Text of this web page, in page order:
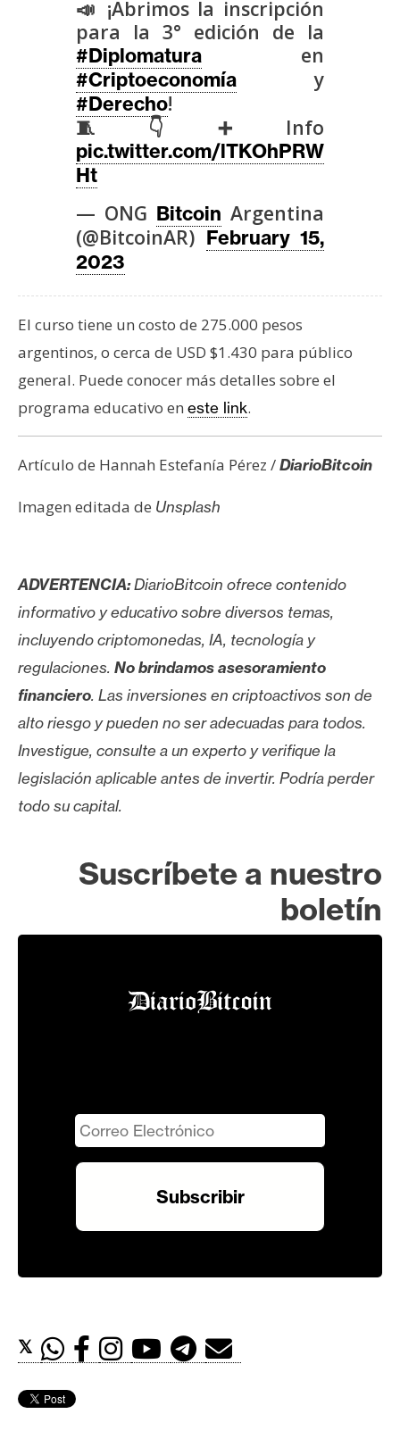
📣 ¡Abrimos la inscripción
para la 3° edición de la
#Diplomatura en
#Criptoeconomía y
#Derecho!
🧵👇➕Info
pic.twitter.com/lTKOhPRW
Ht
— ONG Bitcoin Argentina
(@BitcoinAR) February 15,
2023
El curso tiene un costo de 275.000 pesos
argentinos, o cerca de USD $1.430 para público
general. Puede conocer más detalles sobre el
programa educativo en este link.
Artículo de Hannah Estefanía Pérez /DiarioBitcoin
Imagen editada de Unsplash
ADVERTENCIA:DiarioBitcoin ofrece contenido
informativo y educativo sobre diversos temas,
incluyendo criptomonedas, IA, tecnología y
regulaciones. No brindamos asesoramiento
financiero. Las inversiones en criptoactivos son de
alto riesgo y pueden no ser adecuadas para todos.
Investigue, consulte a un experto y verifique la
legislación aplicable antes de invertir. Podría perder
todo su capital.
Suscríbete a nuestro
boletín
𝕏